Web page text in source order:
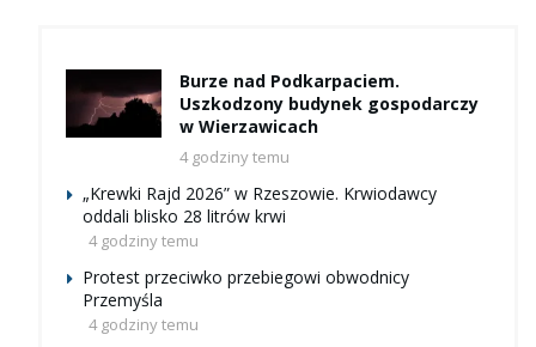
Burze nad Podkarpaciem.
Uszkodzony budynek gospodarczy
w Wierzawicach
4 godziny temu
„Krewki Rajd 2026” w Rzeszowie. Krwiodawcy
oddali blisko 28 litrów krwi
4 godziny temu
Protest przeciwko przebiegowi obwodnicy
Przemyśla
4 godziny temu